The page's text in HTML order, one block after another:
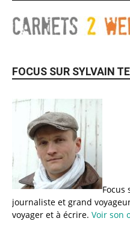
FOCUS SUR SYLVAIN
Focus
journaliste et grand
voyager et à écrire. Voir son